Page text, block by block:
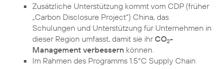
Zusätzliche Unterstützung kommt vom CDP (früher
„Carbon Disclosure Project“) China, das
Schulungen und Unterstützung für Unternehmen in
dieser Region umfasst, damit sie ihrCO2-
Management verbessern können.
Im Rahmen des Programms 1.5°C Supply Chain